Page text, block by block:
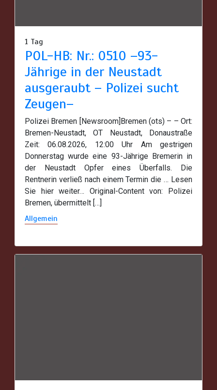
1 Tag
POL-HB: Nr.: 0510 –93-
Jährige in der Neustadt
ausgeraubt – Polizei sucht
Zeugen–
Polizei Bremen [Newsroom]Bremen (ots) – – Ort:
Bremen-Neustadt, OT Neustadt, Donaustraße
Zeit: 06.08.2026, 12:00 Uhr Am gestrigen
Donnerstag wurde eine 93-Jährige Bremerin in
der Neustadt Opfer eines Überfalls. Die
Rentnerin verließ nach einem Termin die … Lesen
Sie hier weiter… Original-Content von: Polizei
Bremen, übermittelt […]
Allgemein